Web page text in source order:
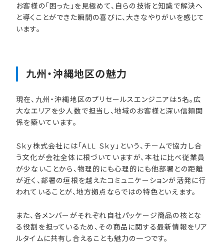
お客様の「困った」を見極めて、自らの技術と知識で解決へ
と導くことができた瞬間の喜びに、大きなやりがいを感じて
います。
九州・沖縄地区の​魅力
現在、九州・沖縄地区のプリセールスエンジニアは5名。広
大なエリアを少人数で担当し、地域のお客様と深い信頼関
係を築いています。
Ｓｋｙ株式会社には「ALL Ｓｋｙ」という、チームで協力し合
う文化が会社全体に根づいていますが、本社に比べ従業員
が少ないことから、物理的にも心理的にも他部署との距離
が近く、部署の垣根を越えたコミュニケーションが活発に行
われていることが、地方拠点ならではの特色といえます。
また、各メンバーがそれぞれ自社パッケージ商品の核とな
る役割を担っているため、その商品に関する最新情報をリア
ルタイムに共有し合えることも魅力の一つです。